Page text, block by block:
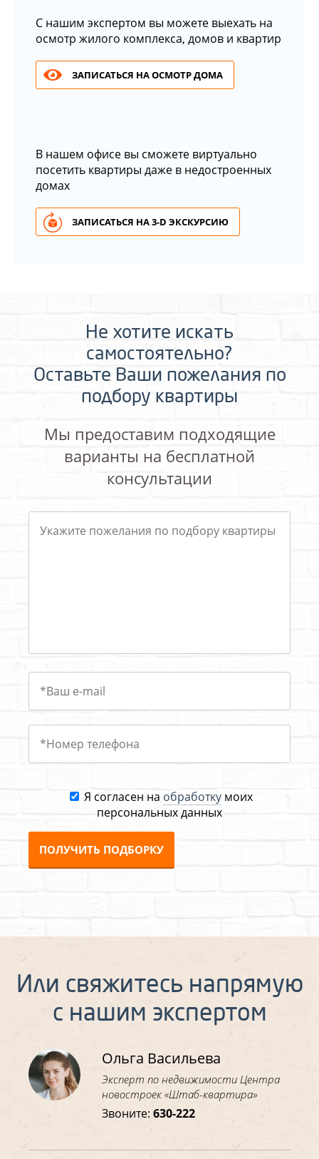
С нашим экспертом вы можете выехать на
осмотр жилого комплекса, домов и квартир
ЗАПИСАТЬСЯ НА ОСМОТР ДОМА
В нашем офисе вы сможете виртуально
посетить квартиры даже в недостроенных
домах
ЗАПИСАТЬСЯ НА 3-D ЭКСКУРСИЮ
Не хотите искать
самостоятельно?
Оставьте Ваши пожелания по
подбору квартиры
Мы предоставим подходящие
варианты на бесплатной
консультации
Я согласен на обработкумоих
персональных данных
ПОЛУЧИТЬ ПОДБОРКУ
Или свяжитесь напрямую
с нашим экспертом
Ольга Васильева
Эксперт по недвижимости Центра
новостроек «Штаб-квартира»
Звоните:630-222